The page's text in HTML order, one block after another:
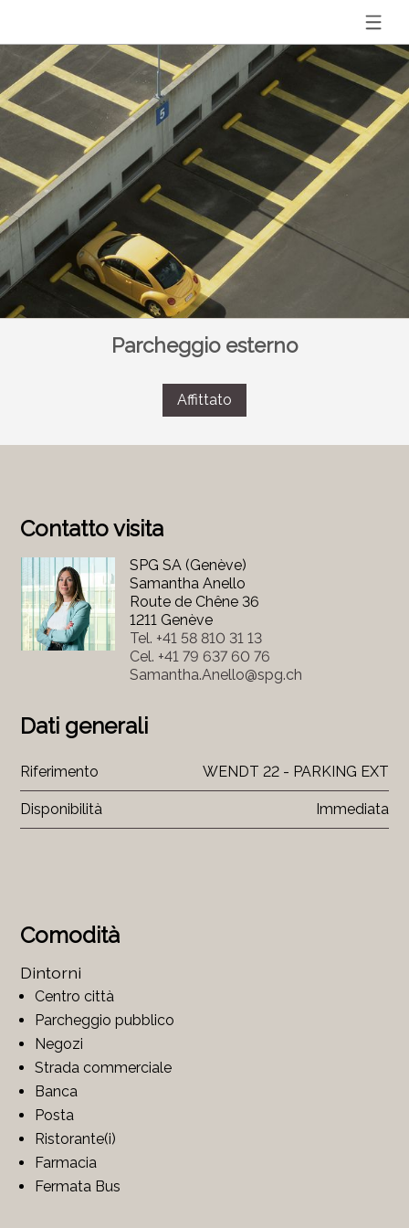
Parcheggio esterno
Affittato
Comodità
Dintorni
Centro città
Parcheggio pubblico
Negozi
Strada commerciale
Banca
Posta
Ristorante(i)
Farmacia
Fermata Bus
Contatto visita
SPG SA (Genève)
Samantha Anello
Route de Chêne 36
1211 Genève
Tel. +41 58 810 31 13
Cel. +41 79 637 60 76
Samantha.Anello@spg.ch
Dati generali
Riferimento WENDT 22 - PARKING EXT
Disponibilità Immediata